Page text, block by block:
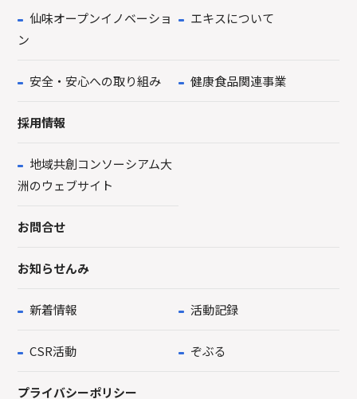
仙味オープンイノベーショ
ン
エキスについて
安全・安心への取り組み 健康食品関連事業
採用情報
地域共創コンソーシアム大
洲のウェブサイト
お問合せ
お知らせんみ
新着情報 活動記録
CSR活動 ぞぶる
プライバシーポリシー